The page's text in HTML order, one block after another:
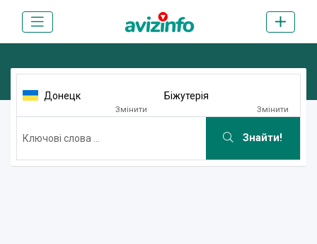
Донецк
Змінити
Біжутерія
Змінити
Знайти!